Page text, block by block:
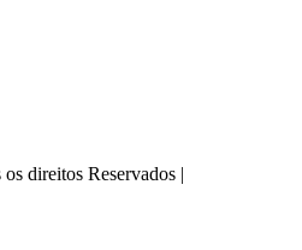
direitos Reservados |